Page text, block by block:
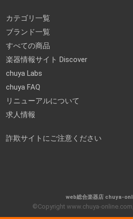
カテゴリ一覧
ブランド一覧
すべての商品
楽器情報サイト Discover
chuya Labs
chuya FAQ
リニューアルについて
求人情報
詐欺サイトにご注意ください
web総合楽器店 chuya-
©Copyright www.chuya-